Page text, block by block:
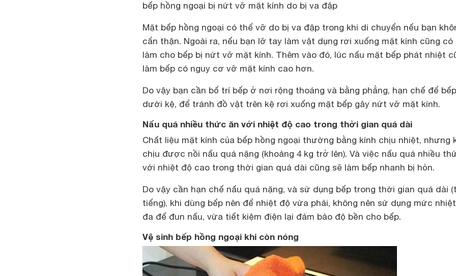
bếp hồng ngoại bị nứt vỡ mặt kính do bị va đập
Mặt bếp hồng ngoại có thể vỡ do bị va đập trong khi di chuyển nếu bạn
cẩn thận. Ngoài ra, nếu bạn lỡ tay làm vật dụng rơi xuống mặt kính cũng có
làm cho bếp bị nứt vỡ mặt kính. Thêm vào đó, lúc nấu mặt bếp phát nhiệt
làm bếp có nguy cơ vỡ mặt kính cao hơn.
Do vậy bạn cần bố trí bếp ở nơi rộng thoáng và bằng phẳng, hạn chế để bếp
dưới kệ, để tránh đồ vật trên kệ rơi xuống mặt bếp gây nứt vỡ mặt kính.
Nấu quá nhiều thức ăn với nhiệt độ cao trong thời gian quá dài
Chất liệu mặt kính của bếp hồng ngoại thường bằng kính chịu nhiệt, nhưng
chịu được nồi nấu quá nặng (khoảng 4 kg trở lên). Và việc nấu quá nhiều
với nhiệt độ cao trong thời gian quá dài cũng sẽ làm bếp nhanh bị hỏn.
Do vậy cần hạn chế nấu quá nặng, và sử dụng bếp trong thời gian quá dài
tiếng), khi dùng bếp nên để nhiệt độ vừa phải, không nên sử dụng mức
đa để đun nấu, vừa tiết kiệm điện lại đảm bảo độ bền cho bếp.
Vệ sinh bếp hồng ngoại khi còn nóng